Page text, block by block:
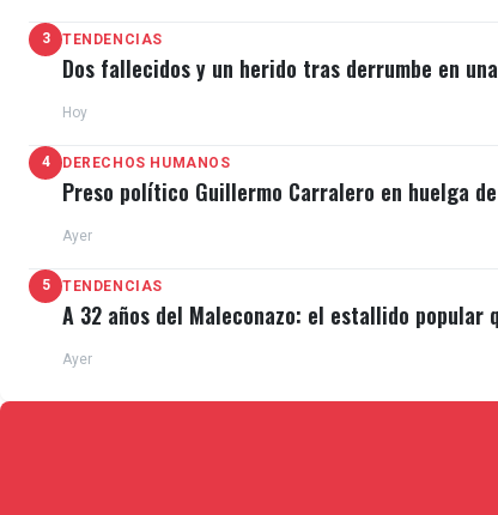
3 TENDENCIAS
Dos fallecidos y un herido tras derrumbe en
Hoy
4 DERECHOS HUMANOS
Preso político Guillermo Carralero en huelga
Ayer
5 TENDENCIAS
A 32 años del Maleconazo: el estallido popular
Ayer